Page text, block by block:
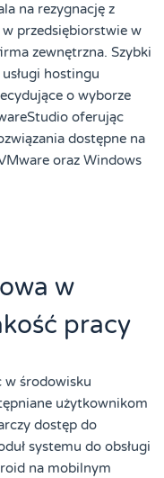
na rezygnację z
przedsiębiorstwie w
zewnętrzna. Szybki
hostingu
o wyborze
oferując
dostępne na
oraz Windows
w
pracy
w środowisku
użytkownikom
dostęp do
systemu do obsługi
na mobilnym